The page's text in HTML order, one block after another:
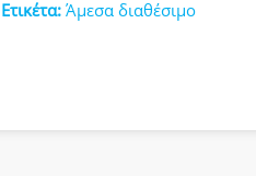
Ετικέτα: Άμεσα διαθέσιμο